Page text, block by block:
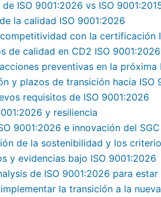
ISO 9001:2026 vs ISO
la calidad ISO 9001:2026
con la certificación
de calidad en CD2 ISO
preventivas en la próxima
y plazos de transición hacia ISO
requisitos de ISO 9001:2026
y resiliencia
9001:2026 e innovación del SGC
de la sostenibilidad y los
y evidencias bajo ISO 9001:2026
de ISO 9001:2026 para
la transición a la